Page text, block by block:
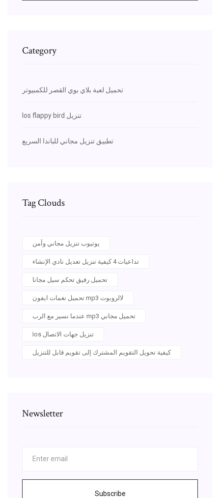
Category
تحميل لعبة بلاي بوي القصر للكمبيوتر
Ios flappy bird تنزيل
تطبيق تنزيل مجاني للباندا السريع
Tag Clouds
يوتيوب تنزيل مجاني وآمن
تداعيات 4 كيفية تنزيل تعديل نادي الإنشاء
تحميل رفيق تحكم سيل مجانا
تحميل نغمات ايفون mp3 لالروبوت
عندما نسير مع الرب mp3 تحميل مجاني
Ios تنزيل جهات الاتصال
كيفية تحويل التقويم المشترك إلى تقويم قابل للتنزيل
Newsletter
Subscribe